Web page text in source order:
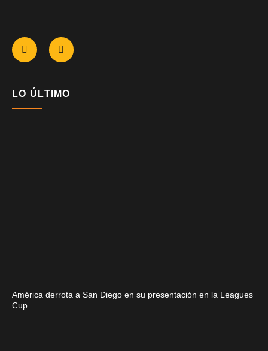
LO ÚLTIMO
América derrota a San Diego en su presentación en la Leagues
Cup